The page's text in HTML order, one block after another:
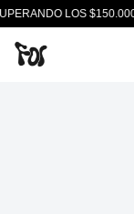
LOS $150.000